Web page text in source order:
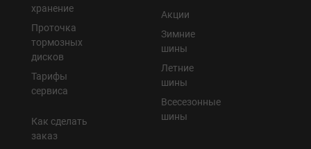
хранение
Проточка
тормозных
дисков
Тарифы
сервиса
Как сделать
заказ
Акции
Зимние
шины
Летние
шины
Всесезонные
шины